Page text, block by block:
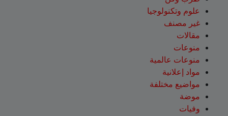
علوم وتكنولوجيا
غير مصنف
مقالات
منوعات
منوعات عالمية
مواد إعلانية
مواضيع مختلفة
موضة
وفيات